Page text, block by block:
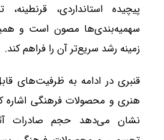
پیچیده استانداردی،
سهمیه‌بندی‌ها مصون است و
زمینه رشد سریع‌تر آن را فراهم کند.
قنبری در ادامه به ظرفیت‌های
هنری و محصولات فرهنگی اشاره
نشان می‌دهد حجم صادرات